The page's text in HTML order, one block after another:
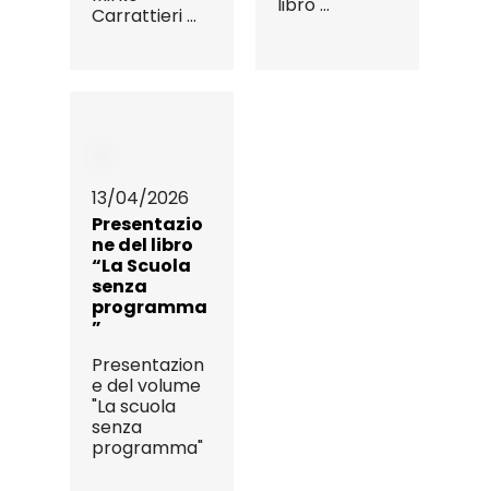
Carrattieri ...
libro ...
13/04/2026
Presentazio
ne del libro
“La Scuola
senza
programma
”
Presentazion
e del volume
"La scuola
senza
programma"